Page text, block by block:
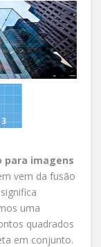
para imagens
vem da fusão
uma
quadrados
em conjunto.